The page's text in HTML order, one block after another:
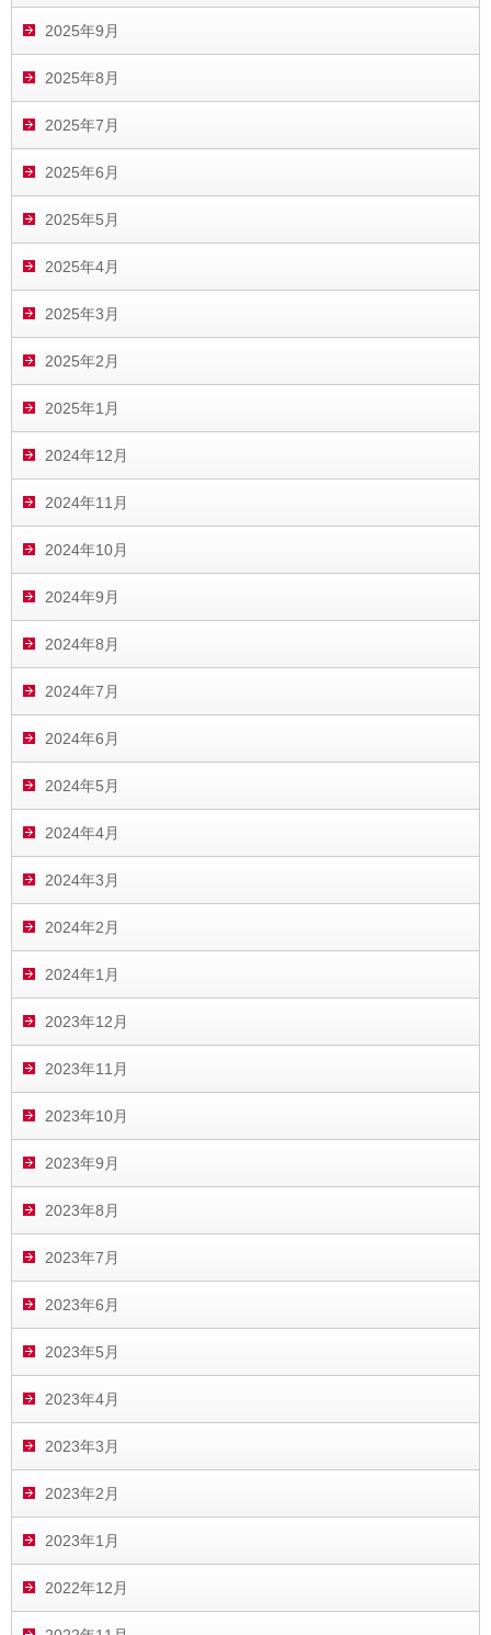
2025年9月
2025年8月
2025年7月
2025年6月
2025年5月
2025年4月
2025年3月
2025年2月
2025年1月
2024年12月
2024年11月
2024年10月
2024年9月
2024年8月
2024年7月
2024年6月
2024年5月
2024年4月
2024年3月
2024年2月
2024年1月
2023年12月
2023年11月
2023年10月
2023年9月
2023年8月
2023年7月
2023年6月
2023年5月
2023年4月
2023年3月
2023年2月
2023年1月
2022年12月